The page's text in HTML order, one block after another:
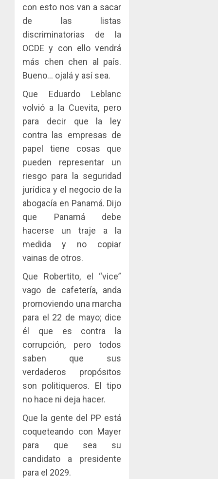
con esto nos van a sacar
de las listas
discriminatorias de la
OCDE y con ello vendrá
más chen chen al país.
Bueno… ojalá y así sea.
Que Eduardo Leblanc
volvió a la Cuevita, pero
para decir que la ley
contra las empresas de
papel tiene cosas que
pueden representar un
riesgo para la seguridad
jurídica y el negocio de la
abogacía en Panamá. Dijo
que Panamá debe
hacerse un traje a la
medida y no copiar
vainas de otros.
Que Robertito, el “vice”
vago de cafetería, anda
promoviendo una marcha
para el 22 de mayo; dice
él que es contra la
corrupción, pero todos
saben que sus
verdaderos propósitos
son politiqueros. El tipo
no hace ni deja hacer.
Que la gente del PP está
coqueteando con Mayer
para que sea su
candidato a presidente
para el 2029.